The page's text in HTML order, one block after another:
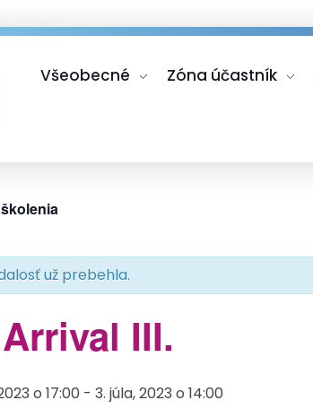
Všeobecné Zóna účastník
už prebehla.
III.
o 17:00 - 3. júla, 2023 o 14:00